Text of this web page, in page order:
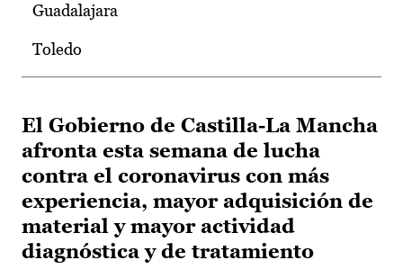
Guadalajara
Toledo
El Gobierno de Castilla-La Mancha
afronta esta semana de lucha
contra el coronavirus con más
experiencia, mayor adquisición de
material y mayor actividad
diagnóstica y de tratamiento